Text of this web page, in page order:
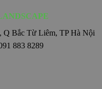
Q Bắc Từ Liêm, TP Hà Nội
883 8289